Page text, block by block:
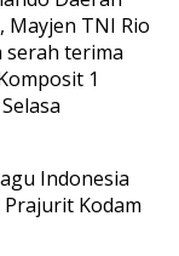
Mayjen TNI Rio
serah terima
1
Indonesia
Prajurit Kodam